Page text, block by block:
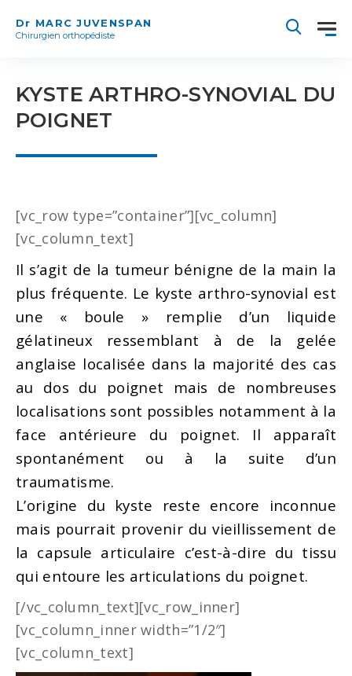
Dr MARC JUVENSPAN
Chirurgien orthopédiste
KYSTE ARTHRO-SYNOVIAL DU
POIGNET
[vc_row type=”container”][vc_column]
[vc_column_text]
Il s’agit de la tumeur bénigne de la main la
plus fréquente. Le kyste arthro-synovial est
une « boule » remplie d’un liquide
gélatineux ressemblant à de la gelée
anglaise localisée dans la majorité des cas
au dos du poignet mais de nombreuses
localisations sont possibles notamment à la
face antérieure du poignet. Il apparaît
spontanément ou à la suite d’un
traumatisme.
L’origine du kyste reste encore inconnue
mais pourrait provenir du vieillissement de
la capsule articulaire c’est-à-dire du tissu
qui entoure les articulations du poignet.
[/vc_column_text][vc_row_inner]
[vc_column_inner width=”1/2″]
[vc_column_text]